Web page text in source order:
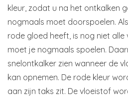
kleur, zodat u na het ontkalken
nogmaals moet doorspoelen.
rode gloed heeft, is nog niet
moet je nogmaals spoelen.
snelontkalker zien wanneer de
kan opnemen. De rode kleur
aan zijn taks zit. De vloeistof